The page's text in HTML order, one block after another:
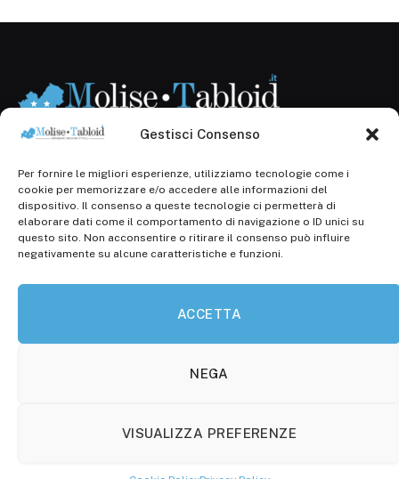
Gestisci Consenso
Per fornire le migliori esperienze, utilizziamo tecnologie come i
cookie per memorizzare e/o accedere alle informazioni del
dispositivo. Il consenso a queste tecnologie ci permetterà di
elaborare dati come il comportamento di navigazione o ID unici su
questo sito. Non acconsentire o ritirare il consenso può influire
negativamente su alcune caratteristiche e funzioni.
ACCETTA
NEGA
VISUALIZZA PREFERENZE
Registr. presso il Tribunale di Campobasso: 3/2013 del
14.11.2013, Cron. 1254
Roc: iscrizione n° 25549 (Prot. 1138/com/15 del
30.04.2015)
P.Iva: 01707150700